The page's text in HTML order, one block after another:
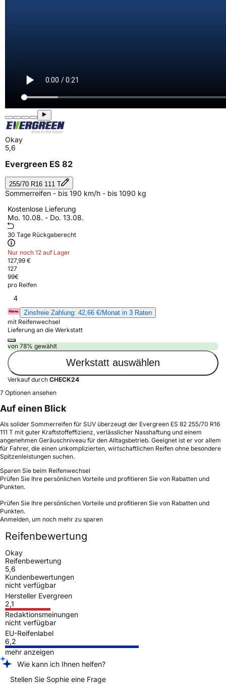
Okay
5,6
Evergreen ES 82
255/70 R16 111 T
Sommerreifen - bis 190 km/h - bis 1090 kg
Kostenlose Lieferung
Mo. 10.08. - Do. 13.08.
30 Tage Rückgaberecht
Nur noch 12 auf Lager
127,99 €
127
99€
pro Reifen
4
Zinsfreie Zahlung: 42,66 €/Monat in 3 Raten
mit Reifenwechsel
Lieferung an die Werkstatt
von 78% gewählt
Werkstatt auswählen
Verkauf durch CHECK24
7 Optionen ansehen
Auf einen Blick
Als solider Sommerreifen für SUV überzeugt der Evergreen ES 82 255/70 R16
111 T mit guter Kraftstoffeffizienz, verlässlicher Nasshaftung und einem
angenehmen Geräuschniveau für den Alltagsbetrieb. Geeignet ist er vor allem
für Fahrer, die einen unkomplizierten, wirtschaftlichen Reifen ohne besondere
Spitzenleistungen suchen.
Sparen Sie beim Reifenwechsel
Prüfen Sie Ihre persönlichen Vorteile und profitieren Sie von Rabatten und
Punkten.
Prüfen Sie Ihre persönlichen Vorteile und profitieren Sie von Rabatten und
Punkten.
Anmelden, um noch mehr zu sparen
Reifenbewertung
Okay
Reifenbewertung
5,6
Kundenbewertungen
nicht verfügbar
Hersteller Evergreen
2,1
Redaktionsmeinungen
nicht verfügbar
EU-Reifenlabel
6,2
mehr anzeigen
Wie kann ich Ihnen helfen?
Stellen Sie Sophie eine Frage